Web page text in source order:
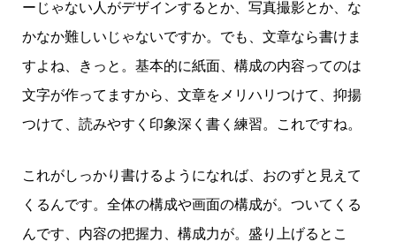
ーじゃない人がデザインするとか、写真撮影とか、な
かなか難しいじゃないですか。でも、文章なら書けま
すよね、きっと。基本的に紙面、構成の内容ってのは
文字が作ってますから、文章をメリハリつけて、抑揚
つけて、読みやすく印象深く書く練習。これですね。
これがしっかり書けるようになれば、おのずと見えて
くるんです。全体の構成や画面の構成が。ついてくる
んです、内容の把握力、構成力が。盛り上げるとこ